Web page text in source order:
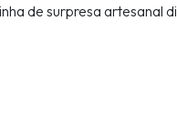
de surpresa artesanal